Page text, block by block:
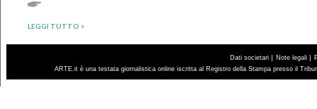
LEGGI TUTTO >
Dati societari | Note legali |
ARTE.it è una testata giornalistica online iscritta al Registro della Stampa presso il